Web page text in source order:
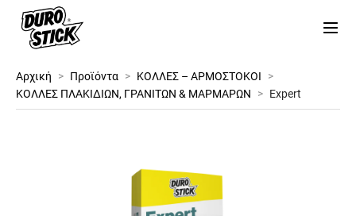
Αρχική > Προϊόντα > ΚΟΛΛΕΣ – ΑΡΜΟΣΤΟΚΟΙ
>
ΚΟΛΛΕΣ ΠΛΑΚΙΔΙΩΝ, ΓΡΑΝΙΤΩΝ & ΜΑΡΜΑΡΩΝ
> Expert